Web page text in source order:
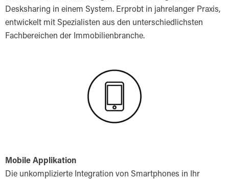
Desksharing in einem System. Erprobt in jahrelanger Praxis,
entwickelt mit Spezialisten aus den unterschiedlichsten
Fachbereichen der Immobilienbranche.
Mobile Applikation
Die unkomplizierte Integration von Smartphones in Ihr